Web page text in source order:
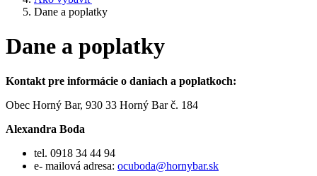
Dane a poplatky
Dane a poplatky
Kontakt pre informácie o daniach a poplatkoch:
Obec Horný Bar, 930 33 Horný Bar č. 184
Alexandra Boda
tel. 0918 34 44 94
e- mailová adresa: ocuboda@hornybar.sk